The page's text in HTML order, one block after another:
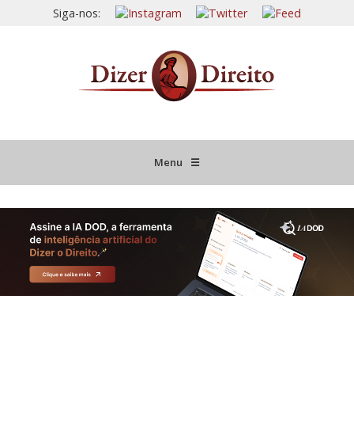
Siga-nos:
Menu ☰
JURISPRUDÊNCIA COMENTADA
INFORMATIVOS COMENTADOS